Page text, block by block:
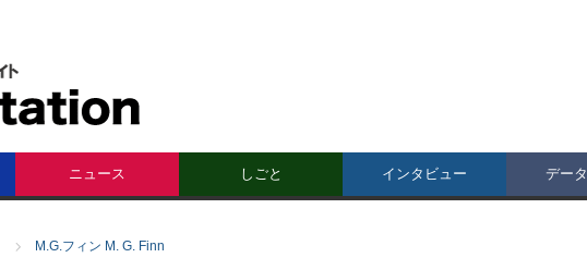
ニュース しごと インタビュー デー
M.G.フィン M. G. Finn